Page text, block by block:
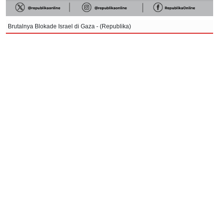
Brutalnya Blokade Israel di Gaza - (Republika)